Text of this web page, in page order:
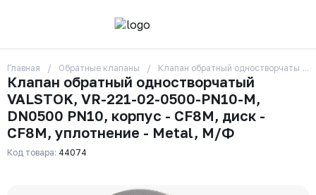
О компании
Контакты
Бренды
Отзывы
Сотрудники
Вакансии
Доставка
Главная Обратные клапаны Клапан обратный одностворчатый
Клапан обратный одностворчатый
VALSTOK, VR-221-02-0500-PN10-M,
DN0500 PN10, корпус - CF8M, диск -
CF8M, уплотнение - Metal, М/Ф
Код товара: 44074